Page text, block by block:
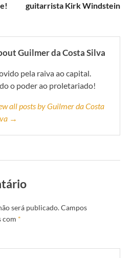
guitarrista Kirk Windstein
Guilmer da Costa Silva
pela raiva ao capital.
o poder ao proletariado!
all posts by Guilmer da Costa
→
será publicado.Campos
com *